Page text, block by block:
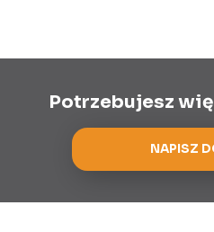
Potrzebujesz
NAPISZ